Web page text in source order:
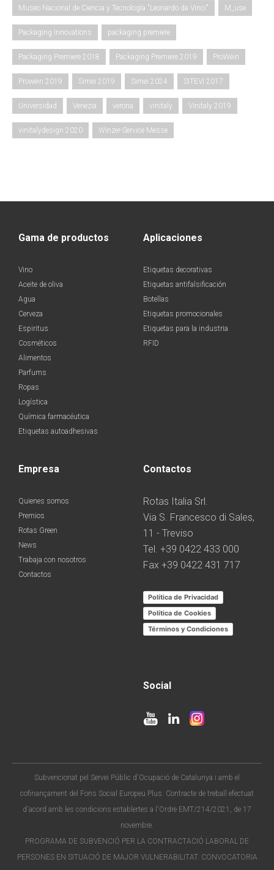
Museo Nacional de Ciencia y Tecnología "Leonardo da Vinci" M_use
Packaging Innovations packaging premiere
Packaging Premiere 2018 Packaging Premiere 2019 ProWein
Prowein 2019 Simei 2019 Simei 2024 SITEVI 2017
Universidad Venezia verona vinitaly Vinitaly 2019
vinitalydesign 2020 Winzer-Service Messe
Gama de productos
Vino
Aceite de oliva
Agua
Cerveza
Espiritus
Cosméticos
Alimentos
Parfums
Ropas
Logística
Química farmacéutica
Etiquetas autoadhesivas
Aplicaciones
Etiquetas decorativas
Etiquetas antifalsificación
Botellas
Etiquetas promocionales
Etiquetas para la industria
RFID
Empresa
Quienes somos
Premios
Rotas Green
News
Trabaja con nosotros
Contactos
Contactos
Rotas Italia Srl.
Via S. Francesco di Sales,
11 - Treviso
Tel. +39 0422 433 000
Fax +39 0422 431 717
Política de Privacidad
Política de Cookies
Términos y Condiciones
Social
Subvencionat pel Servei Públic d'Ocupació de Catalunya i amb el
cofinançament del Fons Social Europeu Plus. Contracte de treball efectuat
d'acord amb les condicions establertes a l'Ordre EMT/214/2021, de 17
novembre.
PROGRAMA DE SUBVENCIÓ PER LA CONTRACTACIÓ LABORAL DE
PERSONES EN SITUACIÓ DE MAJOR VULNERABILITAT. CONVOCATORIA